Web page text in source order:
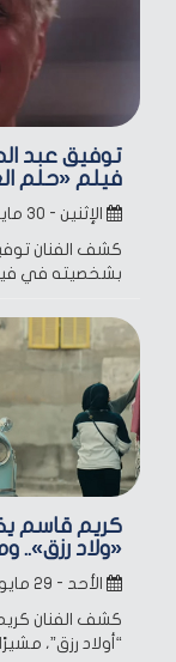
توفيق عبد
فيلم «حلم
الإثنين - ٣٠ مايو ٢٠٢٢
كشف الفنان
بشخصيته في
كريم قاسم
«ولاد رزق»..
الأحد - ٢٩ مايو ٢٠٢٢
كشف الفنان
“أولاد رزق”،